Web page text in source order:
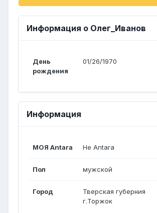
Информация о Олег_Иванов
День
рождения
01/26/1970
Информация
МОЯ Antara Не Antara
Пол мужской
Город
Тверская губерния
г.Торжок